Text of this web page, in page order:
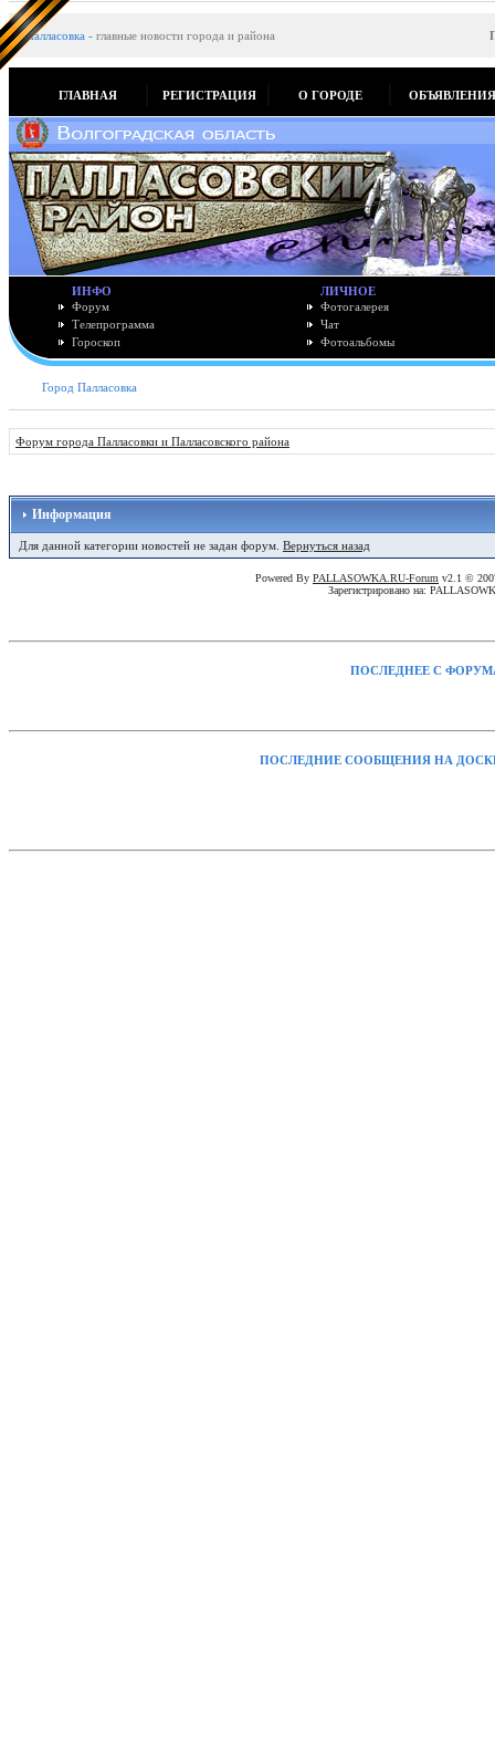
Палласовка - главные новости города и района
ГЛАВНАЯ РЕГИСТРАЦИЯ О ГОРОДЕ ОБЪЯВЛЕНИЯ
ИНФО
Форум
Телепрограмма
Гороскоп
ЛИЧНОЕ
Фотогалерея
Чат
Фотоальбомы
Город Палласовка
Форум города Палласовки и Палласовского района
Информация
Для данной категории новостей не задан форум. Вернуться назад
Powered By PALLASOWKA.RU-Forum v2.1 ©
Зарегистрировано на:
ПОСЛЕДНЕЕ С
ПОСЛЕДНИЕ СООБЩЕНИЯ НА